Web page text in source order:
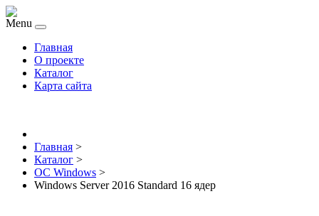
Menu
Главная
О проекте
Каталог
Карта сайта
Главная >
Каталог >
ОС Windows >
Windows Server 2016 Standard 16 ядер